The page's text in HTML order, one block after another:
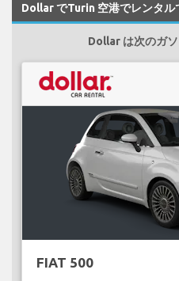
Dollar でTurin 空港でレンタル
Dollar は次のガ
FIAT 500